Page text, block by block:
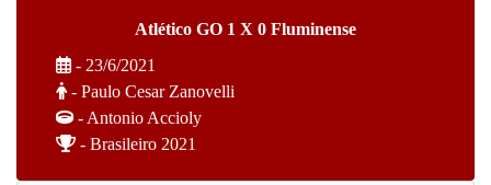
Atlético GO 1 X 0 Fluminense
- 23/6/2021
- Paulo Cesar Zanovelli
- Antonio Accioly
- Brasileiro 2021